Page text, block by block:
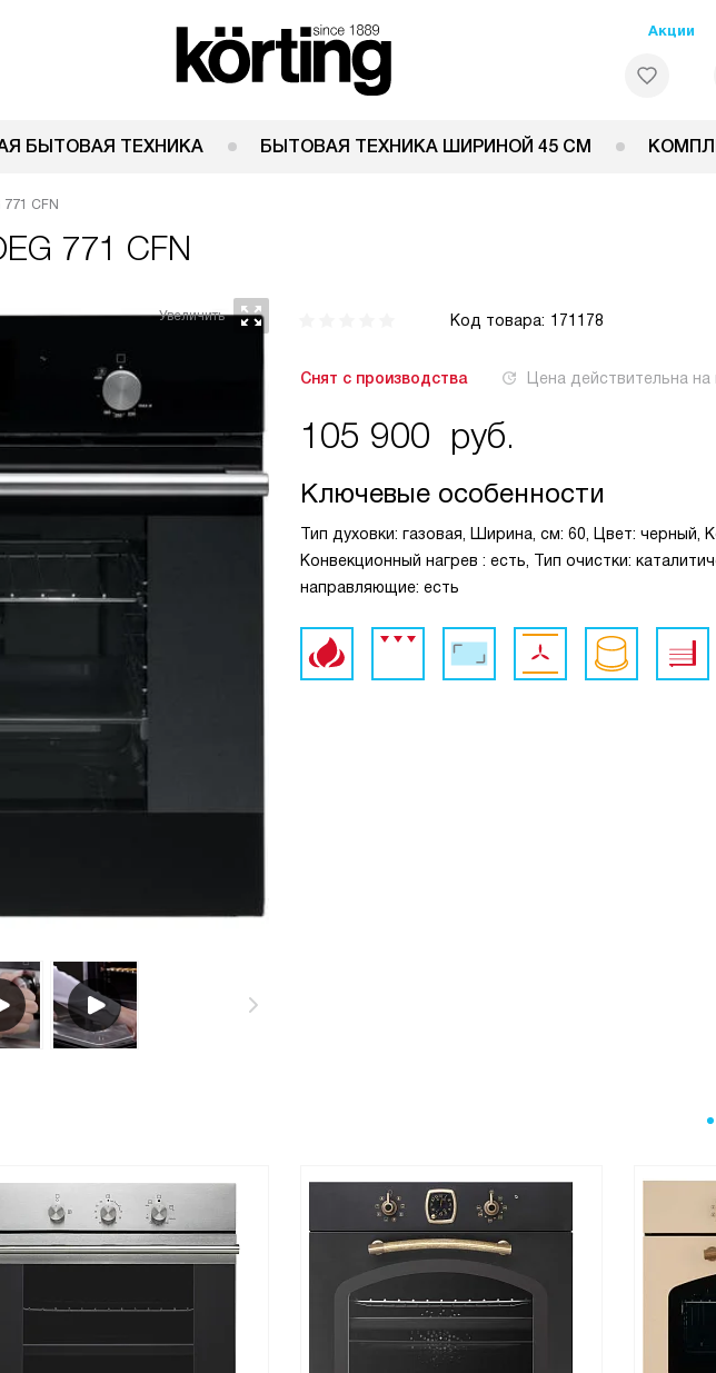
Акции
БЫТОВАЯ ТЕХНИКА БЫТОВАЯ ТЕХНИКА ШИРИНОЙ 45 СМ
CFN
771 CFN
Код товара: 171178
Снят с производства Цена действительна
105 900 руб.
Ключевые особенности
Тип духовки: газовая, Ширина, см: 60, Цвет: черный,
Конвекционный нагрев : есть, Тип очистки:
направляющие: есть